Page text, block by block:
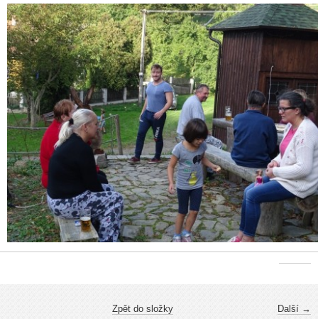
Další →
Zpět do složky